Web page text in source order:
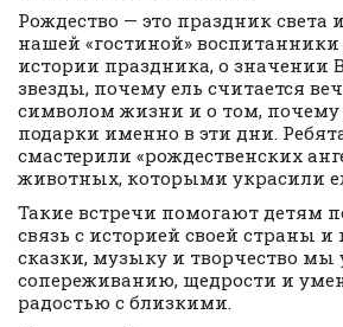
Рождество — это праздник света
нашей «гостиной» воспитанники
истории праздника, о значении
звезды, почему ель считается
символом жизни и о том,
подарки именно в эти дни.
смастерили «рождественских
животных, которыми украсили
Такие встречи помогают детям
связь с историей своей страны и
сказки, музыку и творчество мы
сопереживанию, щедрости и
радостью с близкими.